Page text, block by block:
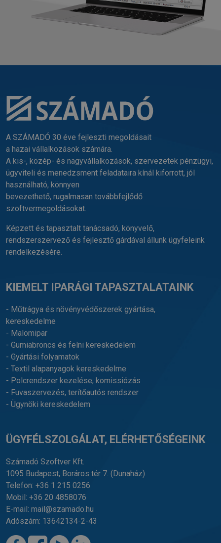
A SZÁMADÓ 30 éve fejleszti megoldásait
a hazai vállalkozások számára.
A kis-, közép- és nagyvállalkozások, szervezetek pénzügyi,
ügyviteli és menedzsment feladataira kínál kiforrott, jól
használható, könnyen
bevezethető, rugalmasan továbbfejlődő
szoftvermegoldásokat.
Képzett és tapasztalt tanácsadó, könyvelő,
rendszerszervező és fejlesztő gárdával állunk ügyfeleink
rendelkezésére.
KIEMELT IPARÁGI TAPASZTALATAINK
- Műtrágya és növényvédőszerek gyártása,
kereskedelme
- Malomipar
- Gumiabroncs és felni kereskedelem
- Gyártási folyamatok
- Textil alapanyagok kereskedelme
- Polcrendszer kezelése, komissiózás
- Fuvaszervezés, terítőautós rendszer
- Ügynöki kereskedelem
ÜGYFÉLSZOLGÁLAT, ELÉRHETŐSÉGEINK
Számadó Szoftver Kft.
1095 Budapest, Boráros tér 7. (Dunaház)
Telefon: +36 1 215 0256
Mobil: +36 20 4858076
E-mail: mail@szamado.hu
Adószám: 13642134-2-43